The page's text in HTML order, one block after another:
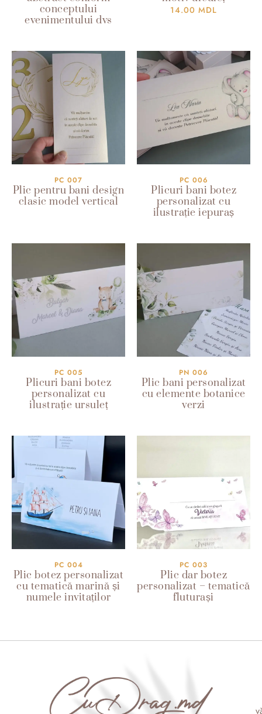
conceptului
evenimentului dvs
14.00 MDL
PC 007
Plic pentru bani design
clasic model vertical
PC 006
Plicuri bani botez
personalizat cu
ilustrație iepuraș
PC 005
Plicuri bani botez
personalizat cu
ilustrație ursuleț
PN 006
Plic bani personalizat
cu elemente botanice
verzi
PC 004
Plic botez personalizat
cu tematică marină și
numele invitaților
PC 003
Plic dar botez
personalizat – tematică
fluturași